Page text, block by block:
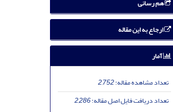
هم رسانی
ارجاع به این مقاله
آمار
تعداد مشاهده مقاله:2,752
تعداد دریافت فایل اصل مقاله:2,286